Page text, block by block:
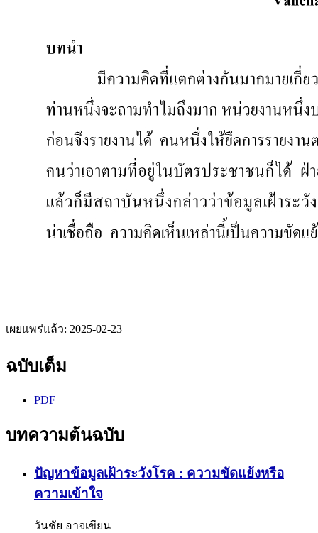
เผยแพร่แล้ว: 2025-02-23
ฉบับเต็ม
PDF
บทความต้นฉบับ
ปัญหาข้อมูลเฝ้าระวังโรค : ความขัดแย้งหรือ
ความเข้าใจ
วันชัย อาจเขียน